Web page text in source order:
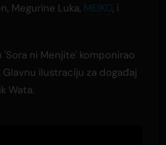
Megurine Luka, MEIKO, i
'Sora ni Menjite' komponirao
Glavnu ilustraciju za događaj
Wata.